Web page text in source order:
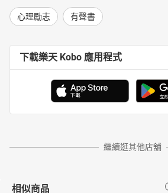
心理勵志 有聲書
下載樂天 Kobo 應用程式
繼續逛其他店舖
相似商品